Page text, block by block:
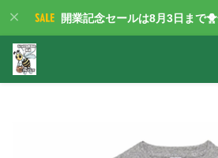
開業記念セールは8月3日まで